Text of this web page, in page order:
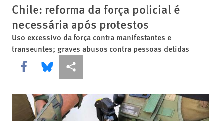
Chile: reforma da força policial é
necessária após protestos
Uso excessivo da força contra manifestantes e
transeuntes; graves abusos contra pessoas detidas
Share this via Facebook
Share this via Bluesky
Share this via Compartilhar